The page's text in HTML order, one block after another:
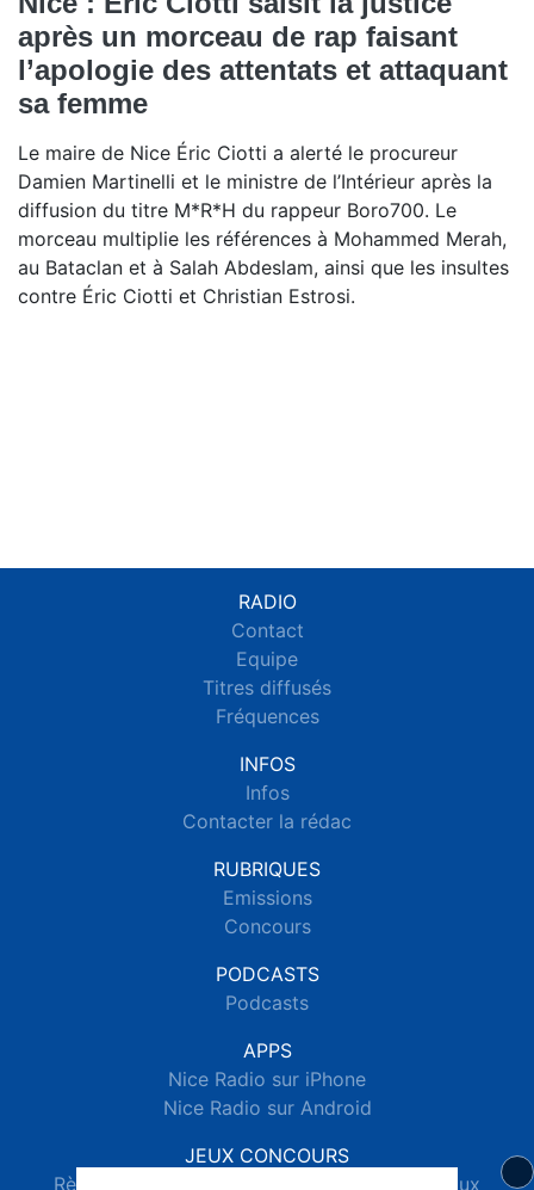
après un morceau de rap faisant
l’apologie des attentats et attaquant
sa femme
Le maire de Nice Éric Ciotti a alerté le procureur
Damien Martinelli et le ministre de l’Intérieur après la
diffusion du titre M*R*H du rappeur Boro700. Le
morceau multiplie les références à Mohammed Merah,
au Bataclan et à Salah Abdeslam, ainsi que les insultes
contre Éric Ciotti et Christian Estrosi.
RADIO
Contact
Equipe
Titres diffusés
Fréquences
INFOS
Infos
Contacter la rédac
RUBRIQUES
Emissions
Concours
PODCASTS
Podcasts
APPS
Nice Radio sur iPhone
Nice Radio sur Android
JEUX CONCOURS
Règlements des jeux concours réseaux sociaux